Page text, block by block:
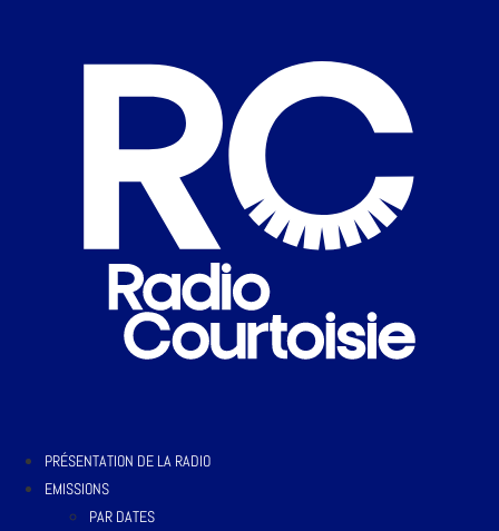
PRÉSENTATION DE LA RADIO
EMISSIONS
PAR DATES